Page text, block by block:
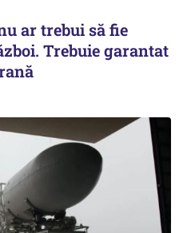
ar trebui să fie
Trebuie garantat